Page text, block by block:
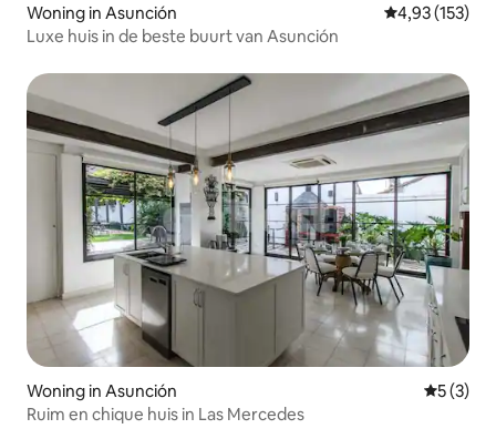
Woning in Asunción Gemiddelde
4,93 (153)
Luxe huis in de beste buurt van Asunción
Woning in Asunción
5 (3)
Ruim en chique huis in Las Mercedes